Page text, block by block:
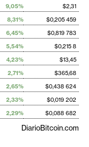
9,05%
$2,31
8,31%
$0,205 459
6,45%
$0,819 783
5,54%
$0,215 8
4,23%
$13,45
2,71%
$365,68
2,65%
$0,438 624
2,33%
$0,019 202
2,29% $0,088 682
DiarioBitcoin.com